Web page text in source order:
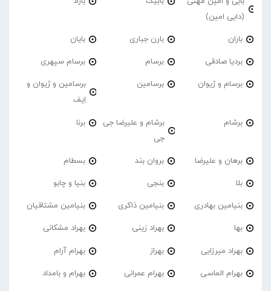
(دایی امین)
باران بارن جباری بایان
بردیا صادقی برسام برسام سپهری
برسام و ژیوان برسامین
برسامین و ژیوان و
اِیف
برشام
برشام و علیرضا جی
جی
برنا
برهان و علیرضا بروان بند بسطام
بلا بنجی بنیا و چابو
بنیامین بهادری بنیامین ذاکری بنیامین مشتاقیان
بها بهراد زینی بهراد مشکانی
بهراد میرزایی بهراز بهرام آرام
بهرام الماسی بهرام عمرانی بهرام و بامداد